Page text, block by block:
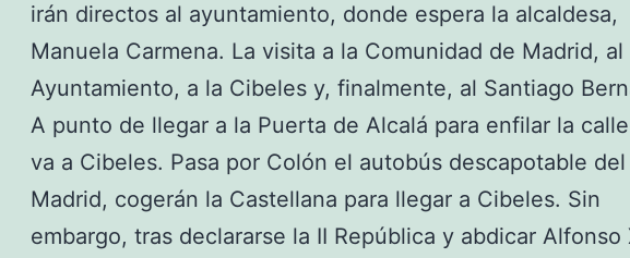
irán directos al ayuntamiento, donde espera la alcaldesa,
Manuela Carmena. La visita a la Comunidad de Madrid, al
Ayuntamiento, a la Cibeles y, finalmente, al Santiago
A punto de llegar a la Puerta de Alcalá para enfilar la
va a Cibeles. Pasa por Colón el autobús descapotable del
Madrid, cogerán la Castellana para llegar a Cibeles. Sin
embargo, tras declararse la II República y abdicar Alfonso